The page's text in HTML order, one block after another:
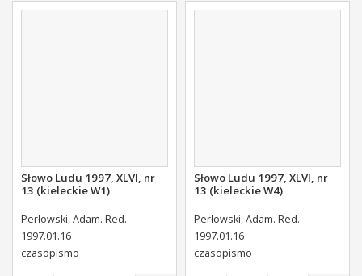
Słowo Ludu 1997, XLVI, nr
13 (kieleckie W1)
Perłowski, Adam. Red.
1997.01.16
czasopismo
Słowo Ludu 1997, XLVI, nr
13 (kieleckie W4)
Perłowski, Adam. Red.
1997.01.16
czasopismo